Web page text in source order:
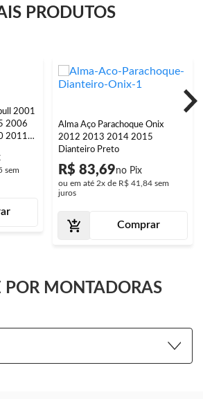
PRODUTOS
2001
2006
2011
sem
Alma Aço Parachoque Onix
2012 2013 2014 2015
Dianteiro Preto
R$ 83,69
ou em até 2x de R$ 41,84 sem
juros
Comprar
POR MONTADORAS